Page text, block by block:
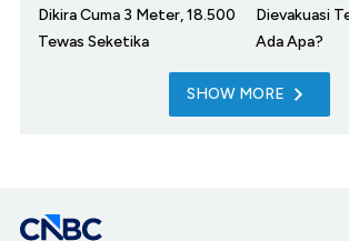
Dikira Cuma 3 Meter, 18.500
Tewas Seketika
Dievakuasi
Ada Apa?
SHOW MORE